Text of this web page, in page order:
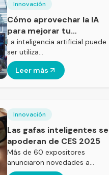
Innovación
Cómo aprovechar la IA
para mejorar tu
rendimiento laboral
La inteligencia artificial puede
ser utiliza…
Leer más
Innovación
Las gafas inteligentes se
apoderan de CES 2025
Más de 60 expositores
anunciaron novedades a…